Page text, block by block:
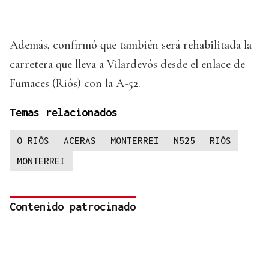
Además, confirmó que también será rehabilitada la
carretera que lleva a Vilardevós desde el enlace de
Fumaces (Riós) con la A-52.
Temas relacionados
O RIÓS ACERAS MONTERREI N525
RIÓS
MONTERREI
Contenido patrocinado